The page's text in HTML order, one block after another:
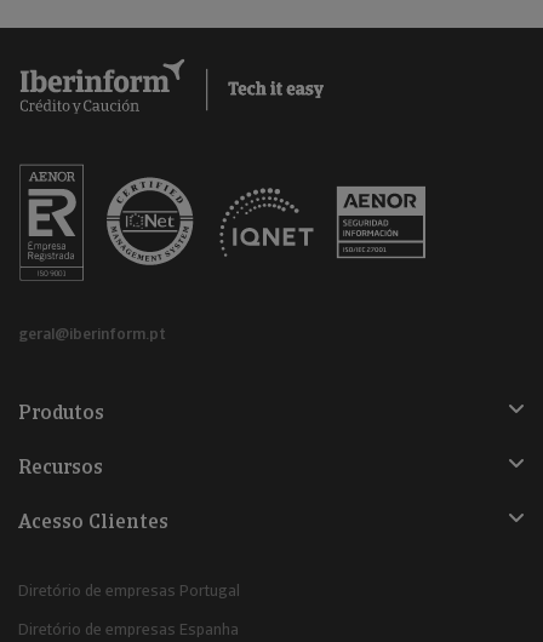
geral@iberinform.pt
Produtos
Recursos
Acesso Clientes
Diretório de empresas Portugal
Diretório de empresas Espanha